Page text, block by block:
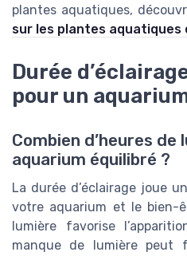
plantes aquatiques,
sur les plantes aquatiques
Durée
pour un
Combien d’heures de
aquarium équilibré ?
La durée d’éclairage joue
votre aquarium et le bien-
lumière favorise
manque de lumière peut